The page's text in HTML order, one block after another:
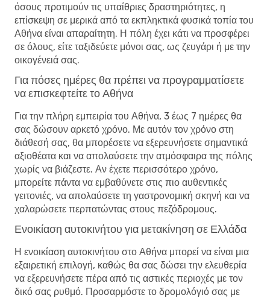
όσους προτιμούν τις υπαίθριες δραστηριότητες, η
επίσκεψη σε μερικά από τα εκπληκτικά φυσικά τοπία του
Αθήνα είναι απαραίτητη. Η πόλη έχει κάτι να προσφέρει
σε όλους, είτε ταξιδεύετε μόνοι σας, ως ζευγάρι ή με την
οικογένειά σας.
Για πόσες ημέρες θα πρέπει να προγραμματίσετε
να επισκεφτείτε το Αθήνα
Για την πλήρη εμπειρία του Αθήνα, 3 έως 7 ημέρες θα
σας δώσουν αρκετό χρόνο. Με αυτόν τον χρόνο στη
διάθεσή σας, θα μπορέσετε να εξερευνήσετε σημαντικά
αξιοθέατα και να απολαύσετε την ατμόσφαιρα της πόλης
χωρίς να βιάζεστε. Αν έχετε περισσότερο χρόνο,
μπορείτε πάντα να εμβαθύνετε στις πιο αυθεντικές
γειτονιές, να απολαύσετε τη γαστρονομική σκηνή και να
χαλαρώσετε περπατώντας στους πεζόδρομους.
Ενοικίαση αυτοκινήτου για μετακίνηση σε Ελλάδα
Η ενοικίαση αυτοκινήτου στο Αθήνα μπορεί να είναι μια
εξαιρετική επιλογή, καθώς θα σας δώσει την ελευθερία
να εξερευνήσετε πέρα ​​από τις αστικές περιοχές με τον
δικό σας ρυθμό. Προσαρμόστε το δρομολόγιό σας με